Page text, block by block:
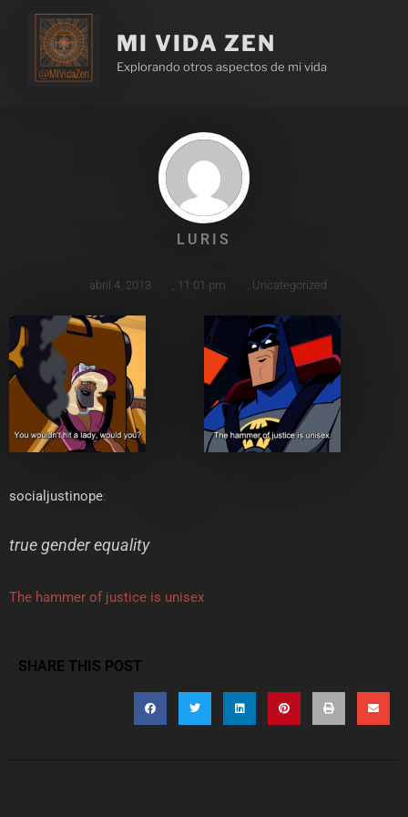
MI VIDA ZEN
Explorando otros aspectos de mi vida
LURIS
abril 4, 2013 11:01 pm Uncategorized
socialjustinope:
true gender equality
The hammer of justice is unisex
SHARE THIS POST